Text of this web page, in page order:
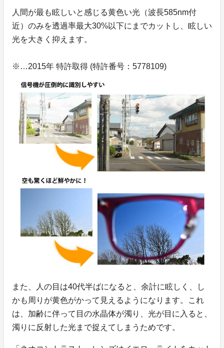
人間が最も眩しいと感じる黄色い光（波長585nm付
近）のみを透過率最大30%以下にまでカットし、眩しい
光を大きく抑えます。
※…2015年 特許取得 (特許番号：5778109)
また、人の目は40代半ばになると、余計に眩しく、し
かも周りが黄色がかって見えるようになります。これ
は、加齢に伴って目の水晶体が濁り、光が目に入ると、
濁りに反射した光まで捉えてしまうためです。